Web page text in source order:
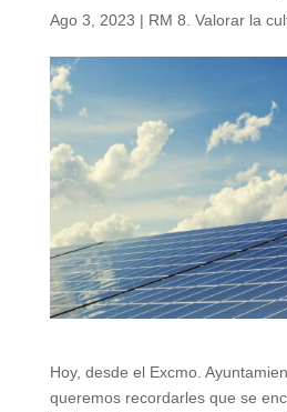
Ago 3, 2023 | RM 8. Valorar la
Hoy, desde el Excmo.
queremos recordarles que se